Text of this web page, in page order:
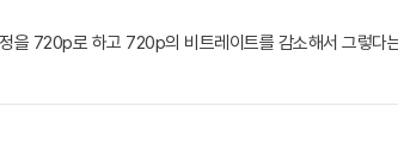
720p로 하고 720p의 비트레이트를 감소해서 그렇다